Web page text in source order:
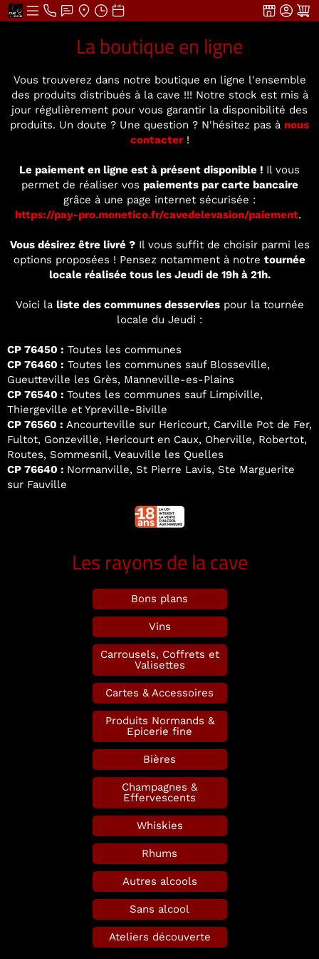
La boutique en ligne
Vous trouverez dans notre boutique en ligne l'ensemble
des produits distribués à la cave !!! Notre stock est mis à
jour régulièrement pour vous garantir la disponibilité des
produits. Un doute ? Une question ? N'hésitez pas à nous
contacter!
Le paiement en ligne est à présent disponible ! Il vous
permet de réaliser vos paiements par carte bancaire
grâce à une page internet sécurisée :
https://pay-pro.monetico.fr/cavedelevasion/paiement.
Vous désirez être livré ?Il vous suffit de choisir parmi les
options proposées ! Pensez notamment à notre tournée
locale réalisée tous les Jeudi de 19h à 21h.
Voici la liste des communes desserviespour la tournée
locale du Jeudi :
CP 76450 : Toutes les communes
CP 76460 : Toutes les communes sauf Blosseville,
Gueutteville les Grès, Manneville-es-Plains
CP 76540 : Toutes les communes sauf Limpiville,
Thiergeville et Ypreville-Biville
CP 76560 : Ancourteville sur Hericourt, Carville Pot de Fer,
Fultot, Gonzeville, Hericourt en Caux, Oherville, Robertot,
Routes, Sommesnil, Veauville les Quelles
CP 76640 : Normanville, St Pierre Lavis, Ste Marguerite
sur Fauville
Les rayons de la cave
Bons plans
Vins
Carrousels, Coffrets et
Valisettes
Cartes & Accessoires
Produits Normands &
Epicerie fine
Bières
Champagnes &
Effervescents
Whiskies
Rhums
Autres alcools
Sans alcool
Ateliers découverte